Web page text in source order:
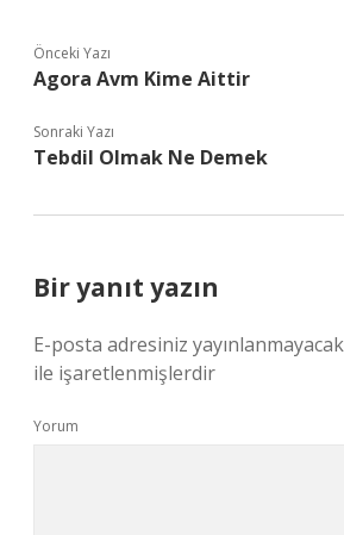
Önceki Yazı
Agora Avm Kime Aittir
Sonraki Yazı
Tebdil Olmak Ne Demek
Bir yanıt yazın
E-posta adresiniz
ile işaretlenmişlerdir
Yorum